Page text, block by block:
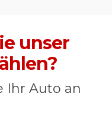
unser
Ihr Auto an